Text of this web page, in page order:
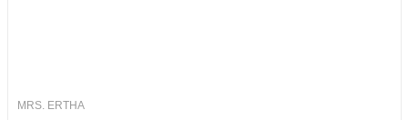
MRS. ERTHA